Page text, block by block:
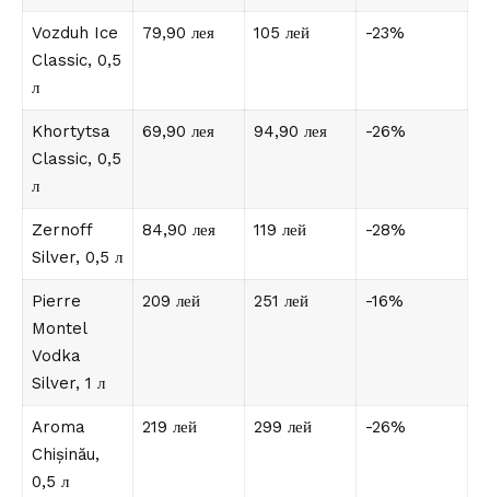
Vozduh Ice
Classic, 0,5
л
79,90 лея 105 лей -23%
Khortytsa
Classic, 0,5
л
69,90 лея 94,90 лея -26%
Zernoff
Silver, 0,5 л
84,90 лея 119 лей -28%
Pierre
Montel
Vodka
Silver, 1 л
209 лей 251 лей -16%
Aroma
Chișinău,
0,5 л
219 лей 299 лей -26%